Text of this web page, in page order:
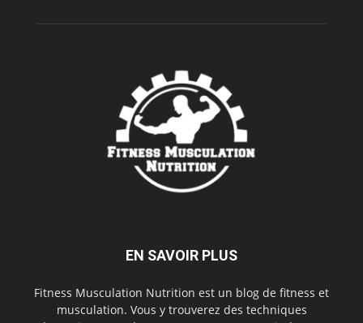
EN SAVOIR PLUS
Fitness Musculation Nutrition est un blog de fitness et
musculation. Vous y trouverez des techniques